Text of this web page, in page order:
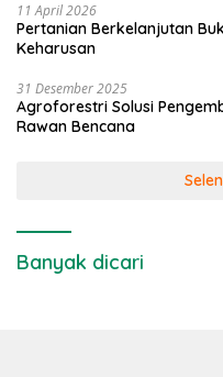
11 April 2026
Pertanian Berkelanjutan
Keharusan
31 Desember 2025
Agroforestri Solusi
Rawan Bencana
Banyak dicari